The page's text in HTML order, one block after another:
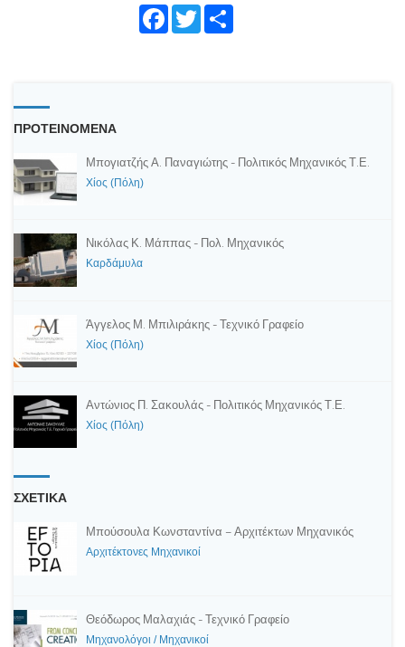
Face Twitte
ΠΡΟΤΕΙΝΟΜΕΝΑ
Μπογιατζής Α. Παναγιώτης - Πολιτικός Μηχανικός Τ.Ε.
Χίος (Πόλη)
Νικόλας Κ. Μάππας - Πολ. Μηχανικός
Καρδάμυλα
Άγγελος Μ. Μπιλιράκης - Τεχνικό Γραφείο
Χίος (Πόλη)
Αντώνιος Π. Σακουλάς - Πολιτικός Μηχανικός Τ.Ε.
Χίος (Πόλη)
ΣΧΕΤΙΚΑ
Μπούσουλα Κωνσταντίνα – Αρχιτέκτων Μηχανικός
Αρχιτέκτονες Μηχανικοί
Θεόδωρος Μαλαχιάς - Τεχνικό Γραφείο
Μηχανολόγοι / Μηχανικοί